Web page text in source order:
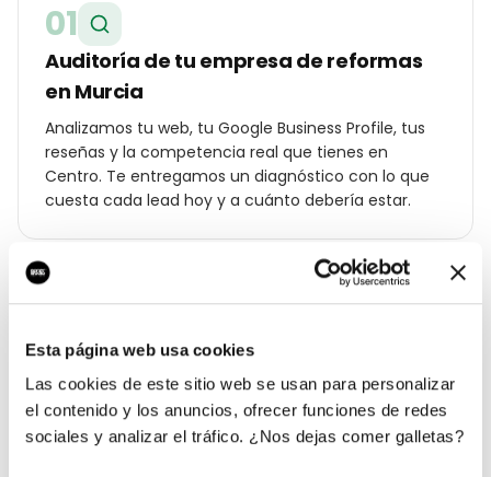
Esta página web usa cookies
Las cookies de este sitio web se usan para personalizar
el contenido y los anuncios, ofrecer funciones de redes
sociales y analizar el tráfico. ¿Nos dejas comer galletas?
01
Auditoría de tu empresa de reformas
en Murcia
Analizamos tu web, tu Google Business Profile, tus
reseñas y la competencia real que tienes en
Centro. Te entregamos un diagnóstico con lo que
cuesta cada lead hoy y a cuánto debería estar.
02
Estrategia geolocalizada por barrio
Construimos un plan específico para Murcia:
palabras clave por distrito (Centro, Vistabella, El
Carmen, Espinardo…), ángulos de campaña para tu
cliente local y oferta diferencial frente a los otros